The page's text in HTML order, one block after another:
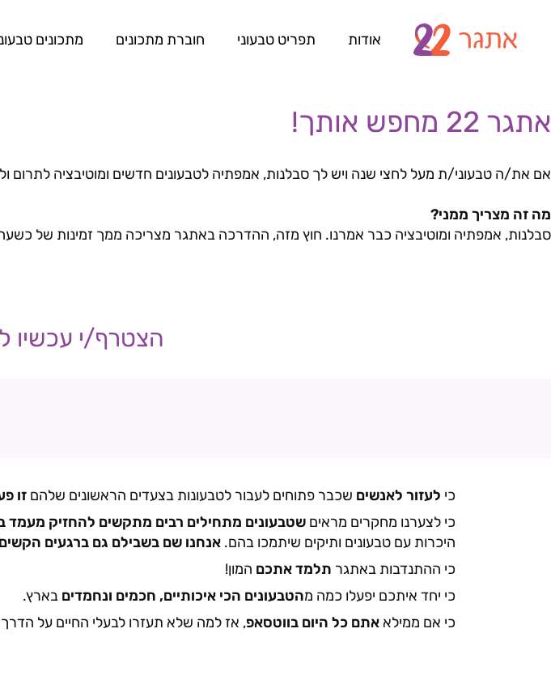
אודות תפריט טבעוני חוברת מתכונים מתכונים
אתגר 22 מחפש אותך!
אם את/ה טבעוני/ת מעל לחצי שנה ויש לך סבלנות, אמפתיה לטבעונים חדשים ומוטיבציה לתרום
מה זה מצריך ממני?
סבלנות, אמפתיה ומוטיבציה כבר אמרנו. חוץ מזה, ההדרכה באתגר מצריכה ממך זמינות של
הצטרף/י עכשיו
כי לעזור לאנשים שכבר פתוחים לעבור לטבעונות בצעדים הראשונים שלהם זו
כי לצערנו מחקרים מראים שטבעונים מתחילים רבים מתקשים להחזיק מעמד
היכרות עם טבעונים ותיקים שיתמכו בהם. אנחנו שם בשבילם גם ברגעים
כי ההתנדבות באתגר תלמד אתכם המון!
כי יחד איתכם יפעלו כמה מהטבעונים הכי איכותיים, חכמים ונחמדים בארץ.
כי אם ממילא אתם כל היום בווטסאפ, אז למה שלא תעזרו לבעלי החיים על